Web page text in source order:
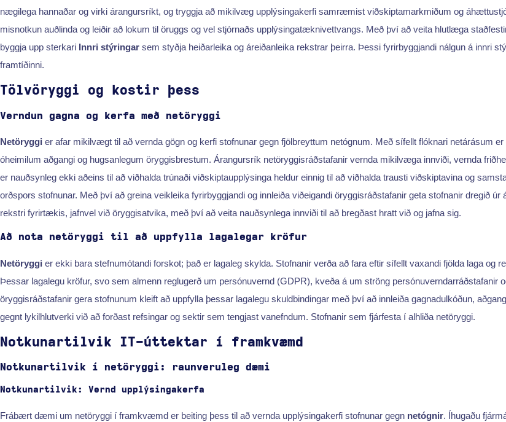
nægilega hannaðar og virki árangursríkt, og tryggja að mikilvæg upplýsingakerfi samræmist viðskiptamarkmiðum og
misnotkun auðlinda og leiðir að lokum til öruggs og vel stjórnaðs upplýsingatæknivettvangs. Með því að veita hlutlæga
byggja upp sterkari Innri stýringar sem styðja heiðarleika og áreiðanleika rekstrar þeirra. Þessi fyrirbyggjandi nálgun á innri
framtíðinni.
Tölvöryggi og kostir þess
Verndun gagna og kerfa með netöryggi
Netöryggi er afar mikilvægt til að vernda gögn og kerfi stofnunar gegn fjölbreyttum netógnum. Með sífellt flóknari netárásum
óheimilum aðgangi og hugsanlegum öryggisbrestum. Árangursrík netöryggisráðstafanir vernda mikilvæga innviði, vernda
er nauðsynleg ekki aðeins til að viðhalda trúnaði viðskiptaupplýsinga heldur einnig til að viðhalda trausti viðskiptavina og
orðspors stofnunar. Með því að greina veikleika fyrirbyggjandi og innleiða viðeigandi öryggisráðstafanir geta stofnanir dregið
rekstri fyrirtækis, jafnvel við öryggisatvika, með því að veita nauðsynlega innviði til að bregðast hratt við og jafna sig.
Að nota netöryggi til að uppfylla lagalegar kröfur
Netöryggi er ekki bara stefnumótandi forskot; það er lagaleg skylda. Stofnanir verða að fara eftir sífellt vaxandi fjölda laga
Þessar lagalegu kröfur, svo sem almenn reglugerð um persónuvernd (GDPR), kveða á um ströng
öryggisráðstafanir gera stofnunum kleift að uppfylla þessar lagalegu skuldbindingar með því að innleiða gagnadulkóðun,
gegnt lykilhlutverki við að forðast refsingar og sektir sem tengjast vanefndum. Stofnanir sem fjárfesta í alhliða netöryggi.
Notkunartilvik IT-úttektar í framkvæmd
Notkunartilvik í netöryggi: raunveruleg dæmi
Notkunartilvik: Vernd upplýsingakerfa
Frábært dæmi um netöryggi í framkvæmd er beiting þess til að vernda upplýsingakerfi stofnunar gegn netógnir. Íhugaðu